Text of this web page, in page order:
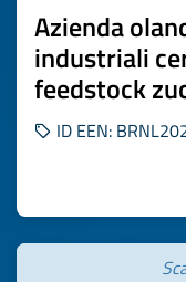
Azienda
industriali
feedstock
ID EEN: